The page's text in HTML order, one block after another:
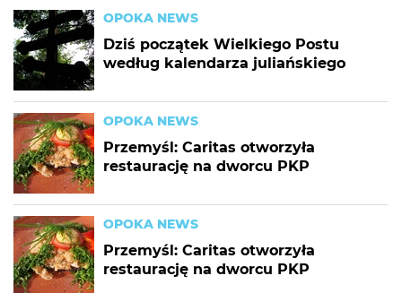
OPOKA NEWS
Dziś początek Wielkiego Postu
według kalendarza juliańskiego
OPOKA NEWS
Przemyśl: Caritas otworzyła
restaurację na dworcu PKP
OPOKA NEWS
Przemyśl: Caritas otworzyła
restaurację na dworcu PKP